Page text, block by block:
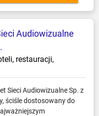
Audiowizualne
restauracji,
Sieci Audiowizualne Sp. z
ściśle dostosowany do